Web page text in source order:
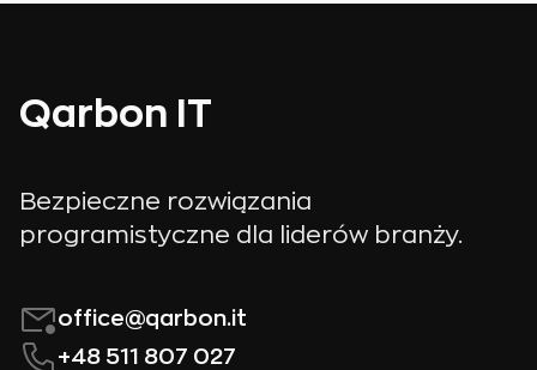
Qarbon IT
Bezpieczne rozwiązania
programistyczne dla liderów branży.
office@qarbon.it
+48 511 807 027